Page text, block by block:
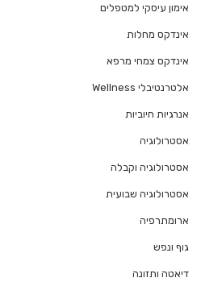
אימון עיסקי למטפלים
אינדקס מחלות
אינדקס צמחי מרפא
אלטרנטיבלי Wellness
אנרגיות חיוביות
אסטרולוגיה
אסטרולוגיה וקבלה
אסטרולוגיה שבועית
ארומתרפיה
גוף ונפש
דיאטה ותזונה